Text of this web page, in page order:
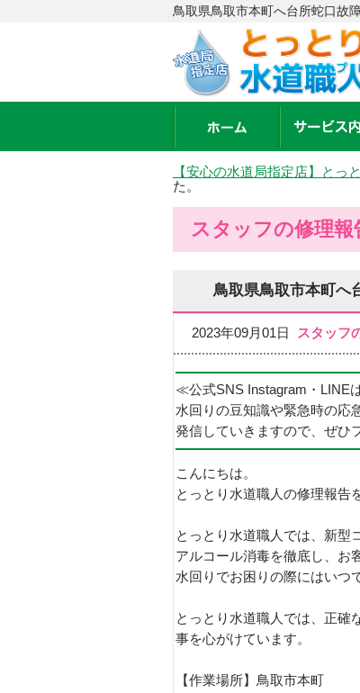
鳥取県鳥取市本町へ台所蛇口故
【安心の水道局指定店】とっ
た。
スタッフの修理報
鳥取県鳥取市本町へ
2023年09月01日 スタッフ
≪公式SNS Instagram・LINE
水回りの豆知識や緊急時の応
発信していきますので、ぜひ
こんにちは。
とっとり水道職人の修理報告
とっとり水道職人では、新型
アルコール消毒を徹底し、お
水回りでお困りの際にはいつ
とっとり水道職人では、正確
事を心がけています。
【作業場所】鳥取市本町